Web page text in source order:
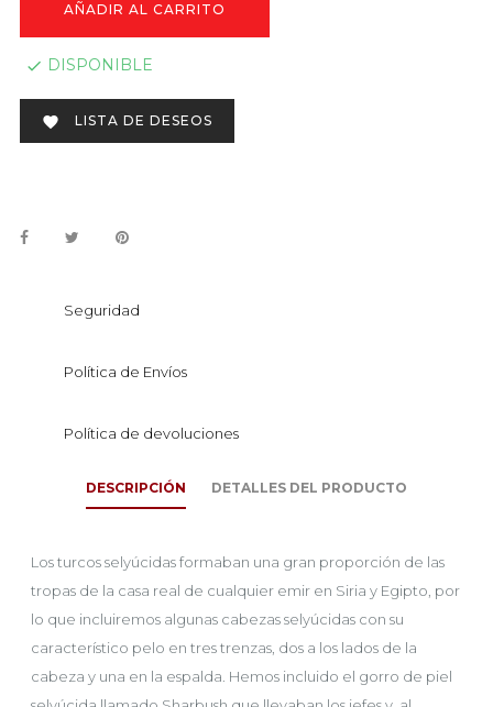
AÑADIR AL CARRITO
 DISPONIBLE
 LISTA DE DESEOS
Seguridad
Política de Envíos
Política de devoluciones
DESCRIPCIÓN DETALLES DEL PRODUCTO
Los turcos selyúcidas formaban una gran proporción de las
tropas de la casa real de cualquier emir en Siria y Egipto, por
lo que incluiremos algunas cabezas selyúcidas con su
característico pelo en tres trenzas, dos a los lados de la
cabeza y una en la espalda. Hemos incluido el gorro de piel